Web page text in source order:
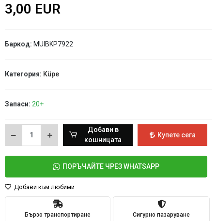
3,00 EUR
Баркод: MUIBKP7922
Категория: Küpe
Запаси: 20+
Добави в
кошницата
Купете сега
ПОРЪЧАЙТЕ ЧРЕЗ WHATSAPP
Добави към любими
Бързо транспортиране Сигурно пазаруване